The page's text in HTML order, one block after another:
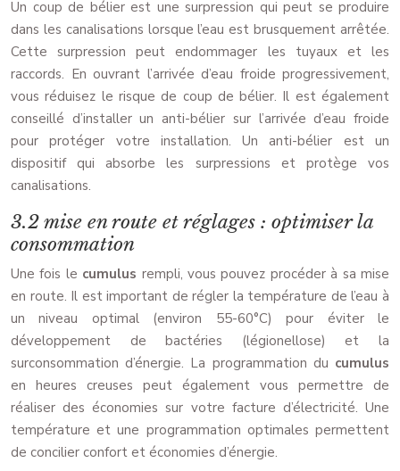
Un coup de bélier est une surpression qui peut se produire
dans les canalisations lorsque l’eau est brusquement arrêtée.
Cette surpression peut endommager les tuyaux et les
raccords. En ouvrant l’arrivée d’eau froide progressivement,
vous réduisez le risque de coup de bélier. Il est également
conseillé d’installer un anti-bélier sur l’arrivée d’eau froide
pour protéger votre installation. Un anti-bélier est un
dispositif qui absorbe les surpressions et protège vos
canalisations.
3.2 mise en route et réglages : optimiser la
consommation
Une fois le cumulus rempli, vous pouvez procéder à sa mise
en route. Il est important de régler la température de l’eau à
un niveau optimal (environ 55-60°C) pour éviter le
développement de bactéries (légionellose) et la
surconsommation d’énergie. La programmation du cumulus
en heures creuses peut également vous permettre de
réaliser des économies sur votre facture d’électricité. Une
température et une programmation optimales permettent
de concilier confort et économies d’énergie.